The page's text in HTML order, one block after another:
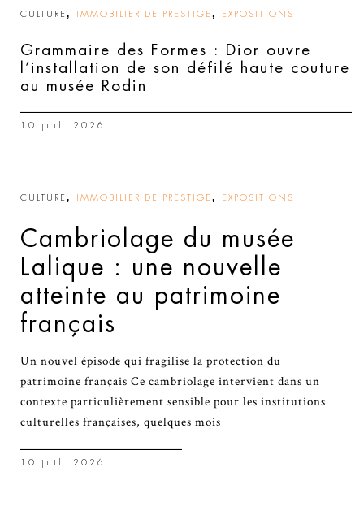
CULTURE , IMMOBILIER DE PRESTIGE , EXPOSITIONS
Grammaire des Formes : Dior ouvre
l’installation de son défilé haute couture
au musée Rodin
10 juil. 2026
CULTURE , IMMOBILIER DE PRESTIGE , EXPOSITIONS
Cambriolage du musée
Lalique : une nouvelle
atteinte au patrimoine
français
Un nouvel épisode qui fragilise la protection du
patrimoine français Ce cambriolage intervient dans un
contexte particulièrement sensible pour les institutions
culturelles françaises, quelques mois
10 juil. 2026